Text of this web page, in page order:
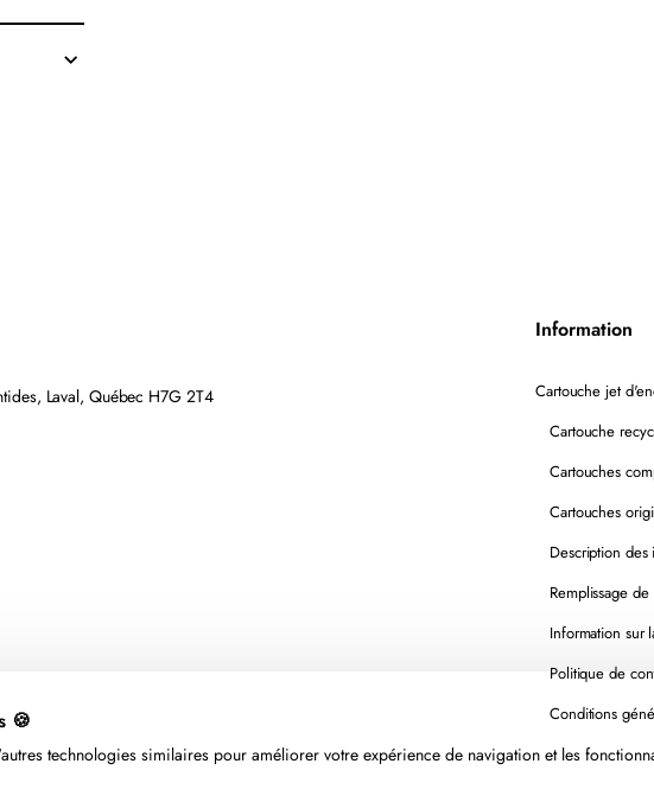
🍪
technologies similaires pour améliorer votre expérience de navigation et les
Laval, Québec H7G 2T4
Information
Cartouche jet
Cartouche
Cartouches
Cartouches
Description des
Remplissage
Information sur
Politique de